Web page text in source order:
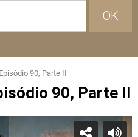
OK
90, Parte II
90, Parte II